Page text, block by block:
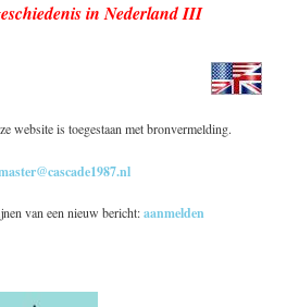
in Nederland III
website is toegestaan met bronvermelding.
van een nieuw bericht:aanmelden